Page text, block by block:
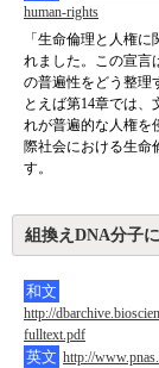
human-rights
「生命倫理と人権
れました。この宣言
の普遍性をどう整理
とえば第14章では
れが普遍的な人権を
際社会における生命
す。
組換えDNA分子
和文
http://
fulltext.pdf
英文 http://